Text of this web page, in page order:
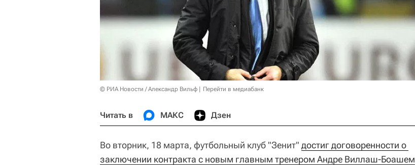
© РИА Новости / Александр Вильф Перейти в медиабанк
Читать в МАКС Дзен
Во вторник, 18 марта, футбольный клуб "Зенит" достиг договоренности о
заключении контракта с новым главным тренером Андре Виллаш-Боашем